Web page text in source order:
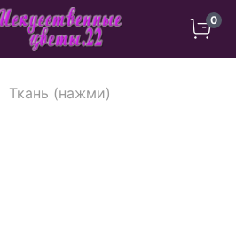
0
Ткань (нажми)